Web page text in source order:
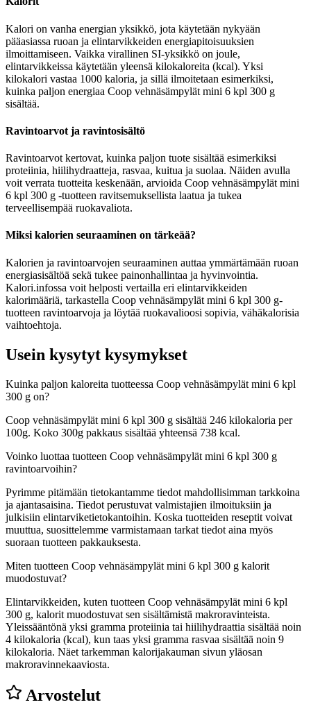
Kalori on vanha energian yksikkö, jota käytetään nykyään
pääasiassa ruoan ja elintarvikkeiden energiapitoisuuksien
ilmoittamiseen. Vaikka virallinen SI-yksikkö on joule,
elintarvikkeissa käytetään yleensä kilokaloreita (kcal). Yksi
kilokalori vastaa 1000 kaloria, ja sillä ilmoitetaan esimerkiksi,
kuinka paljon energiaa Coop vehnäsämpylät mini 6 kpl 300 g
sisältää.
Ravintoarvot ja ravintosisältö
Ravintoarvot kertovat, kuinka paljon tuote sisältää esimerkiksi
proteiinia, hiilihydraatteja, rasvaa, kuitua ja suolaa. Näiden avulla
voit verrata tuotteita keskenään, arvioida Coop vehnäsämpylät mini
6 kpl 300 g -tuotteen ravitsemuksellista laatua ja tukea
terveellisempää ruokavaliota.
Miksi kalorien seuraaminen on tärkeää?
Kalorien ja ravintoarvojen seuraaminen auttaa ymmärtämään ruoan
energiasisältöä sekä tukee painonhallintaa ja hyvinvointia.
Kalori.infossa voit helposti vertailla eri elintarvikkeiden
kalorimääriä, tarkastella Coop vehnäsämpylät mini 6 kpl 300 g-
tuotteen ravintoarvoja ja löytää ruokavalioosi sopivia, vähäkalorisia
vaihtoehtoja.
Usein kysytyt kysymykset
Kuinka paljon kaloreita tuotteessa Coop vehnäsämpylät mini 6 kpl
300 g on?
Coop vehnäsämpylät mini 6 kpl 300 g sisältää 246 kilokaloria per
100g. Koko 300g pakkaus sisältää yhteensä 738 kcal.
Voinko luottaa tuotteen Coop vehnäsämpylät mini 6 kpl 300 g
ravintoarvoihin?
Pyrimme pitämään tietokantamme tiedot mahdollisimman tarkkoina
ja ajantasaisina. Tiedot perustuvat valmistajien ilmoituksiin ja
julkisiin elintarviketietokantoihin. Koska tuotteiden reseptit voivat
muuttua, suosittelemme varmistamaan tarkat tiedot aina myös
suoraan tuotteen pakkauksesta.
Miten tuotteen Coop vehnäsämpylät mini 6 kpl 300 g kalorit
muodostuvat?
Elintarvikkeiden, kuten tuotteen Coop vehnäsämpylät mini 6 kpl
300 g, kalorit muodostuvat sen sisältämistä makroravinteista.
Yleissääntönä yksi gramma proteiinia tai hiilihydraattia sisältää noin
4 kilokaloria (kcal), kun taas yksi gramma rasvaa sisältää noin 9
kilokaloria. Näet tarkemman kalorijakauman sivun yläosan
makroravinnekaaviosta.
Arvostelut